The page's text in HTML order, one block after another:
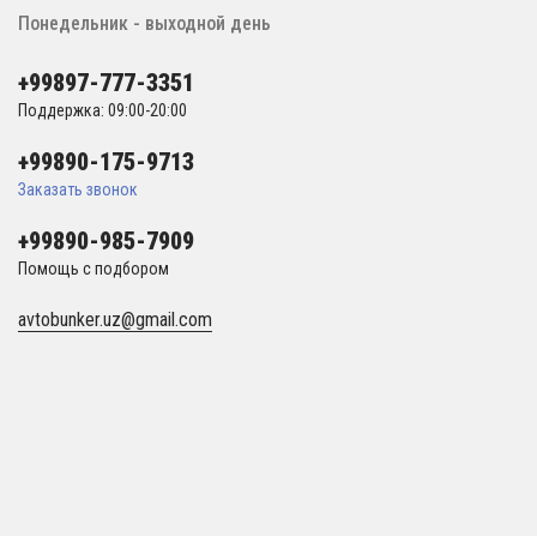
Понедельник - выходной день
+99897-777-3351
Поддержка: 09:00-20:00
+99890-175-9713
Заказать звонок
+99890-985-7909
Помощь с подбором
avtobunker.uz@gmail.com